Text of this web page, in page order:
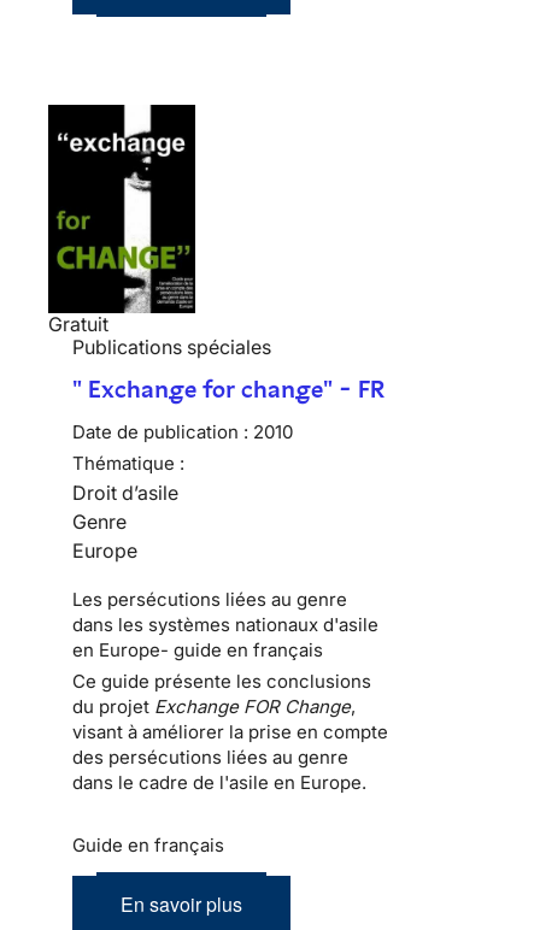
Gratuit
Publications spéciales
" Exchange for change" - FR
Date de publication : 2010
Thématique :
Droit d’asile
Genre
Europe
Les persécutions liées au genre
dans les systèmes nationaux d'asile
en Europe- guide en français
Ce guide présente les conclusions
du projet Exchange FOR Change,
visant à améliorer la prise en compte
des persécutions liées au genre
dans le cadre de l'asile en Europe.
Guide en français
En savoir plus